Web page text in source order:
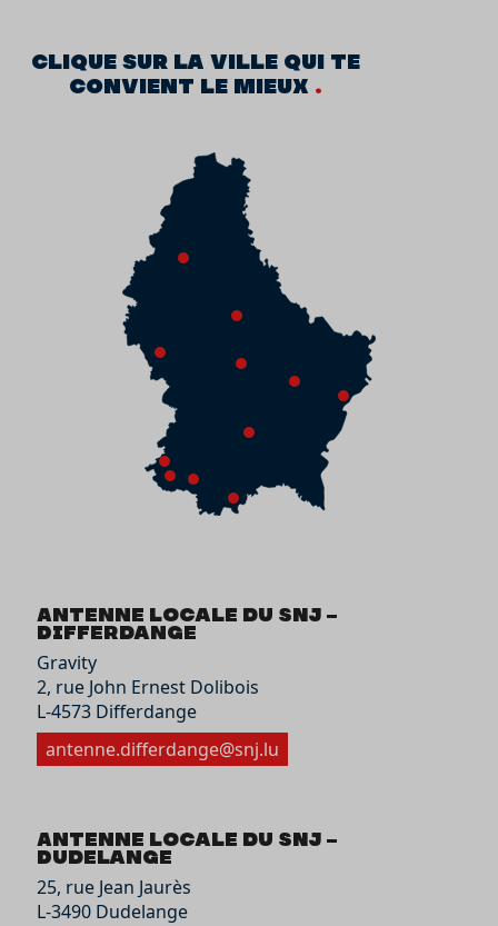
CLIQUE SUR LA VILLE QUI TE
CONVIENT LE MIEUX .
Antenne locale du SNJ –
Differdange
Gravity
2, rue John Ernest Dolibois
L-4573 Differdange
antenne.differdange@snj.lu
Antenne locale du SNJ –
Dudelange
25, rue Jean Jaurès
L-3490 Dudelange